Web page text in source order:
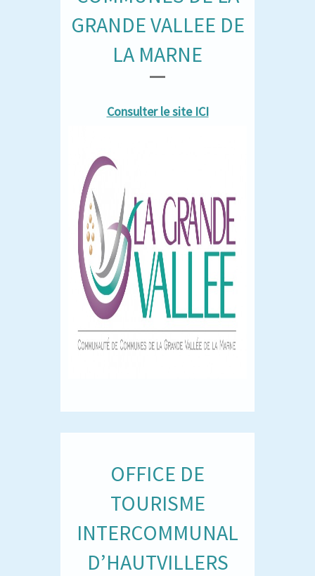
GRANDE VALLEE DE
LA MARNE
Consulter le site ICI
OFFICE DE
TOURISME
INTERCOMMUNAL
D’HAUTVILLERS